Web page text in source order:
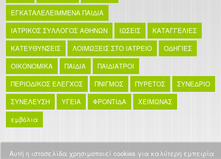
ΕΓΚΑΤΑΛΕΛΕΙΜΜΕΝΑ ΠΑΙΔΙΑ
ΙΑΤΡΙΚΟΣ ΣΥΛΛΟΓΟΣ ΑΘΗΝΩΝ
ΙΩΣΕΙΣ
ΚΑΤΑΓΓΕΛΙΕΣ
ΚΑΤΕΥΘΥΝΣΕΙΣ
ΛΟΙΜΩΞΕΙΣ ΣΤΟ ΙΑΤΡΕΙΟ
ΟΔΗΓΙΕΣ
ΟΙΚΟΝΟΜΙΚΑ
ΠΑΙΔΙΑ
ΠΑΙΔΙΑΤΡΟΙ
ΠΕΡΙΟΔΙΚΟΣ ΕΛΕΓΧΟΣ
ΠΝΙΓΜΟΣ ΠΥΡΕΤΟΣ
ΣΥΝΕΔΡΙΟ
ΣΥΝΕΛΕΥΣΗ
ΥΓΕΙΑ ΦΡΟΝΤΙΔΑ
ΧΕΙΜΩΝΑΣ
εμβόλια
Αυτή η ιστοσελίδα χρησιμοποιεί cookies για καλύτερη εμπειρία